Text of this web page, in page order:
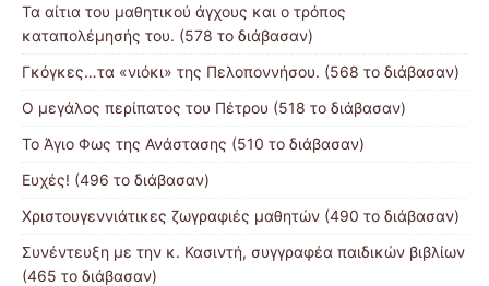
Τα αίτια του μαθητικού άγχους και ο τρόπος
καταπολέμησής του. (578 το διάβασαν)
Γκόγκες…τα «νιόκι» της Πελοποννήσου. (568 το διάβασαν)
Ο μεγάλος περίπατος του Πέτρου (518 το διάβασαν)
Το Άγιο Φως της Ανάστασης (510 το διάβασαν)
Ευχές! (496 το διάβασαν)
Χριστουγεννιάτικες ζωγραφιές μαθητών (490 το διάβασαν)
Συνέντευξη με την κ. Κασιντή, συγγραφέα παιδικών βιβλίων
(465 το διάβασαν)